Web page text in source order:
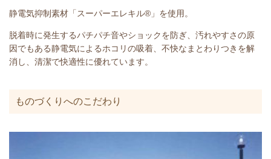
静電気抑制素材「スーパーエレキル®」を使用。
脱着時に発生するパチパチ音やショックを防ぎ、汚れやすさの原
因でもある静電気によるホコリの吸着、不快なまとわりつきを解
消し、清潔で快適性に優れています。
ものづくりへのこだわり